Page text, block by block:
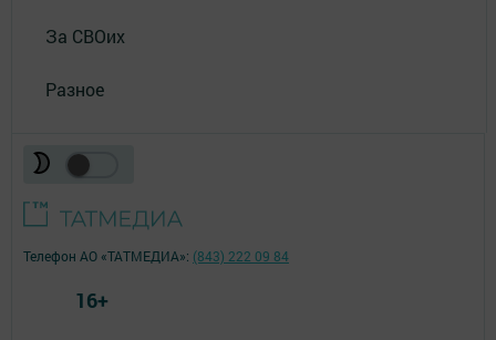
За СВОих
Разное
Телефон АО «ТАТМЕДИА»: (843) 222 09 84
16+